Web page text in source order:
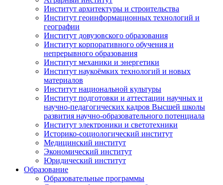
Институт архитектуры и строительства
Институт геоинформационных технологий и
географии
Институт довузовского образования
Институт корпоративного обучения и
непрерывного образования
Институт механики и энергетики
Институт наукоёмких технологий и новых
материалов
Институт национальной культуры
Институт подготовки и аттестации научных и
научно-педагогических кадров Высшей школы
развития научно-образовательного потенциала
Институт электроники и светотехники
Историко-социологический институт
Медицинский институт
Экономический институт
Юридический институт
Образование
Образовательные программы